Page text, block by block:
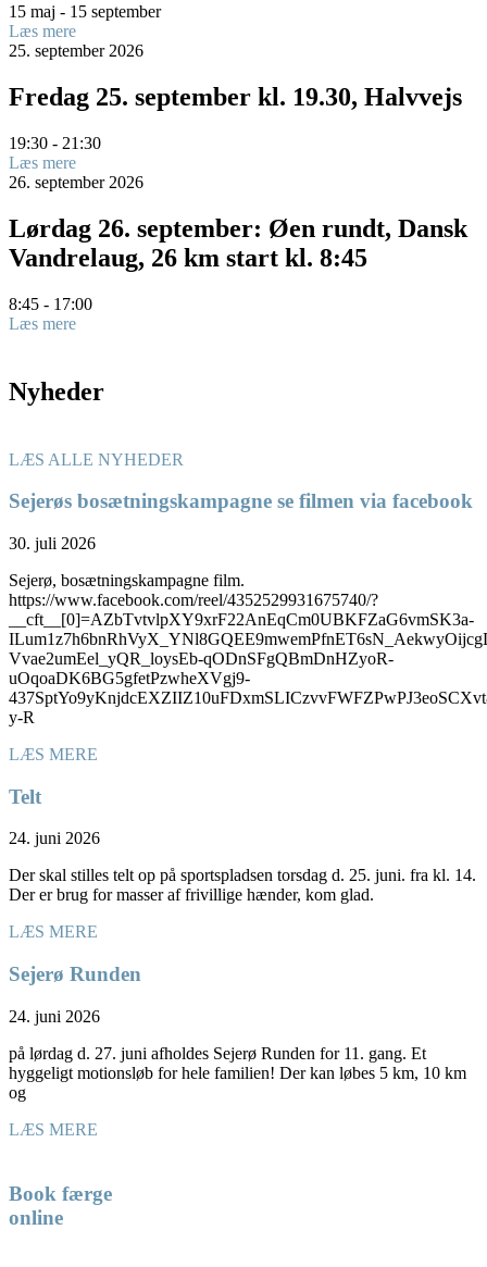
15 maj - 15 september
Læs mere
25. september 2026
Fredag 25. september kl. 19.30, Halvvejs
19:30 - 21:30
Læs mere
26. september 2026
Lørdag 26. september: Øen rundt, Dansk
Vandrelaug, 26 km start kl. 8:45
8:45 - 17:00
Læs mere
Nyheder
LÆS ALLE NYHEDER
Sejerøs bosætningskampagne se filmen via facebook
30. juli 2026
Sejerø, bosætningskampagne film.
https://www.facebook.com/reel/4352529931675740/?
__cft__[0]=AZbTvtvlpXY9xrF22AnEqCm0UBKFZaG6vmSK3a-
Vvae2umEel_yQR_loysEb-qODnSFgQBmDnHZyoR-
uOqoaDK6BG5gfetPzwheXVgj9-
y-R
LÆS MERE
Telt
24. juni 2026
Der skal stilles telt op på sportspladsen torsdag d. 25. juni. fra kl. 14.
Der er brug for masser af frivillige hænder, kom glad.
LÆS MERE
Sejerø Runden
24. juni 2026
på lørdag d. 27. juni afholdes Sejerø Runden for 11. gang. Et
hyggeligt motionsløb for hele familien! Der kan løbes 5 km, 10 km
og
LÆS MERE
Book færge
online